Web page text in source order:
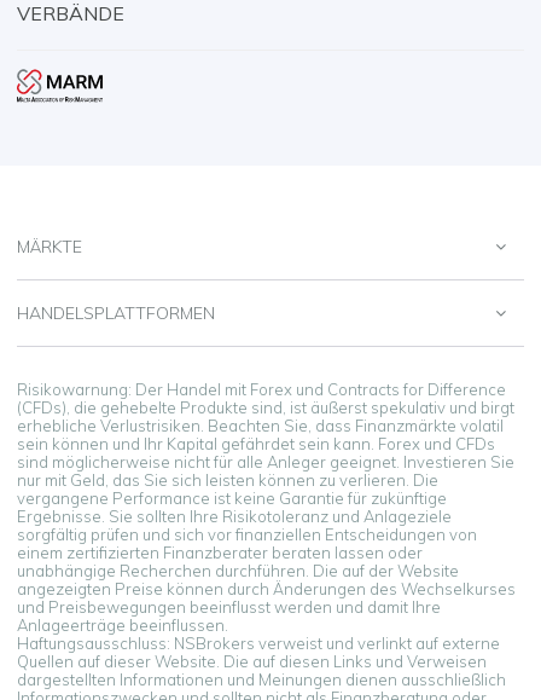
VERBÄNDE
MÄRKTE
HANDELSPLATTFORMEN
Risikowarnung: Der Handel mit Forex und Contracts for Difference
(CFDs), die gehebelte Produkte sind, ist äußerst spekulativ und birgt
erhebliche Verlustrisiken. Beachten Sie, dass Finanzmärkte volatil
sein können und Ihr Kapital gefährdet sein kann. Forex und CFDs
sind möglicherweise nicht für alle Anleger geeignet. Investieren Sie
nur mit Geld, das Sie sich leisten können zu verlieren. Die
vergangene Performance ist keine Garantie für zukünftige
Ergebnisse. Sie sollten Ihre Risikotoleranz und Anlageziele
sorgfältig prüfen und sich vor finanziellen Entscheidungen von
einem zertifizierten Finanzberater beraten lassen oder
unabhängige Recherchen durchführen. Die auf der Website
angezeigten Preise können durch Änderungen des Wechselkurses
und Preisbewegungen beeinflusst werden und damit Ihre
Anlageerträge beeinflussen.
Haftungsausschluss: NSBrokers verweist und verlinkt auf externe
Quellen auf dieser Website. Die auf diesen Links und Verweisen
dargestellten Informationen und Meinungen dienen ausschließlich